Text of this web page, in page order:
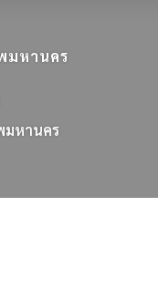
มหานคร
มหานคร